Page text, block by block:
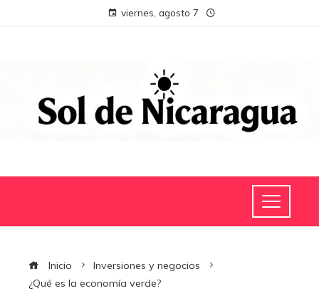
viernes, agosto 7
Inicio
Inversiones y negocios
¿Qué es la economía verde?